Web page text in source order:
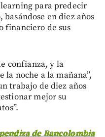
para predecir
en diez años
financiero de sus
confianza, y la
la noche a la mañana”,
trabajo de diez años
mejor su
de Bancolombia